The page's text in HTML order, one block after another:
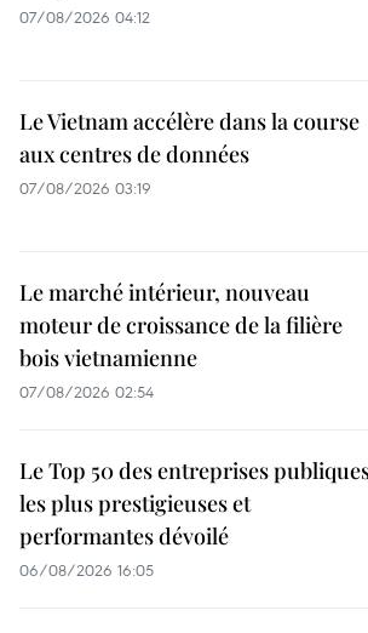
07/08/2026 04:12
Le Vietnam accélère dans la course
aux centres de données
07/08/2026 03:19
Le marché intérieur, nouveau
moteur de croissance de la filière
bois vietnamienne
07/08/2026 02:54
Le Top 50 des entreprises
les plus prestigieuses et
performantes dévoilé
06/08/2026 16:05